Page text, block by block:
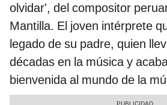
olvidar', del compositor
Mantilla. El joven intérprete
legado de su padre, quien
décadas en la música y
bienvenida al mundo de la